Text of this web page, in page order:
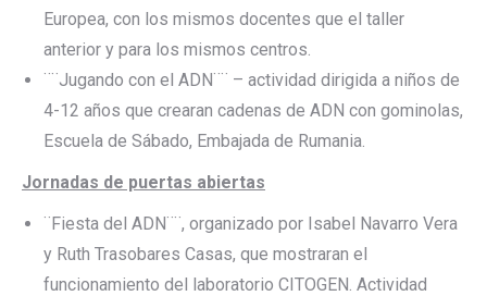
Europea, con los mismos docentes que el taller
anterior y para los mismos centros.
¨¨Jugando con el ADN¨¨ – actividad dirigida a niños de
4-12 años que crearan cadenas de ADN con gominolas,
Escuela de Sábado, Embajada de Rumania.
Jornadas de puertas abiertas
¨Fiesta del ADN¨¨, organizado por Isabel Navarro Vera
y Ruth Trasobares Casas, que mostraran el
funcionamiento del laboratorio CITOGEN. Actividad